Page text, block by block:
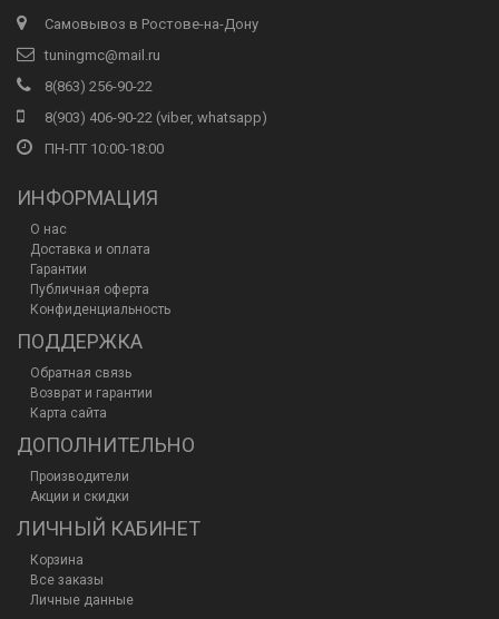
Самовывоз в Ростове-на-Дону
tuningmc@mail.ru
8(863) 256-90-22
8(903) 406-90-22 (viber, whatsapp)
ПН-ПТ 10:00-18:00
ИНФОРМАЦИЯ
О нас
Доставка и оплата
Гарантии
Публичная оферта
Конфиденциальность
ПОДДЕРЖКА
Обратная связь
Возврат и гарантии
Карта сайта
ДОПОЛНИТЕЛЬНО
Производители
Акции и скидки
ЛИЧНЫЙ КАБИНЕТ
Корзина
Все заказы
Личные данные